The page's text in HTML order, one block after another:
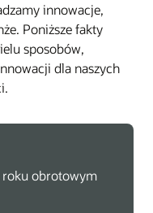
innowacje,
Poniższe fakty
sposobów,
dla naszych
roku obrotowym